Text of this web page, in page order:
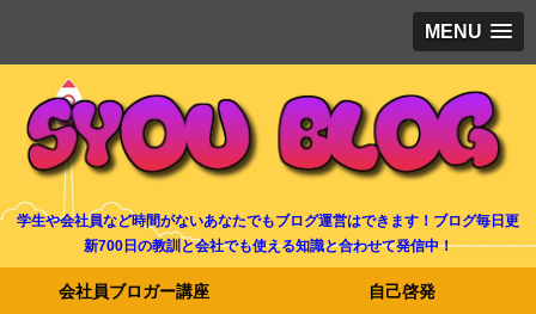
MENU
学生や会社員など時間がないあなたでもブログ運営はできます！ブログ毎日更
新700日の教訓と会社でも使える知識と合わせて発信中！
会社員ブロガー講座 自己啓発